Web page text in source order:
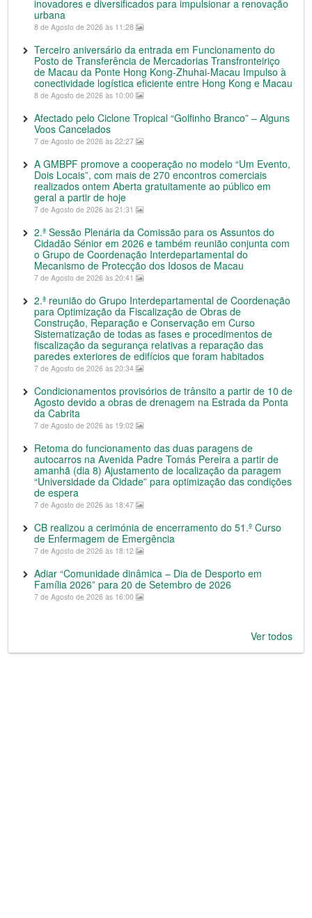
inovadores e diversificados para impulsionar a renovação
urbana
8 de Agosto de 2026 às 11:28
Terceiro aniversário da entrada em Funcionamento do
Posto de Transferência de Mercadorias Transfronteiriço
de Macau da Ponte Hong Kong-Zhuhai-Macau Impulso à
conectividade logística eficiente entre Hong Kong e Macau
8 de Agosto de 2026 às 10:00
Afectado pelo Ciclone Tropical “Golfinho Branco” – Alguns
Voos Cancelados
7 de Agosto de 2026 às 22:27
A GMBPF promove a cooperação no modelo “Um Evento,
Dois Locais”, com mais de 270 encontros comerciais
realizados ontem Aberta gratuitamente ao público em
geral a partir de hoje
7 de Agosto de 2026 às 21:31
2.ª Sessão Plenária da Comissão para os Assuntos do
Cidadão Sénior em 2026 e também reunião conjunta com
o Grupo de Coordenação Interdepartamental do
Mecanismo de Protecção dos Idosos de Macau
7 de Agosto de 2026 às 20:41
2.ª reunião do Grupo Interdepartamental de Coordenação
para Optimização da Fiscalização de Obras de
Construção, Reparação e Conservação em Curso
Sistematização de todas as fases e procedimentos de
fiscalização da segurança relativas a reparação das
paredes exteriores de edifícios que foram habitados
7 de Agosto de 2026 às 20:34
Condicionamentos provisórios de trânsito a partir de 10 de
Agosto devido a obras de drenagem na Estrada da Ponta
da Cabrita
7 de Agosto de 2026 às 19:02
Retoma do funcionamento das duas paragens de
autocarros na Avenida Padre Tomás Pereira a partir de
amanhã (dia 8) Ajustamento de localização da paragem
“Universidade da Cidade” para optimização das condições
de espera
7 de Agosto de 2026 às 18:47
CB realizou a cerimónia de encerramento do 51.º Curso
de Enfermagem de Emergência
7 de Agosto de 2026 às 18:12
Adiar “Comunidade dinâmica – Dia de Desporto em
Família 2026” para 20 de Setembro de 2026
7 de Agosto de 2026 às 16:00
Ver todos